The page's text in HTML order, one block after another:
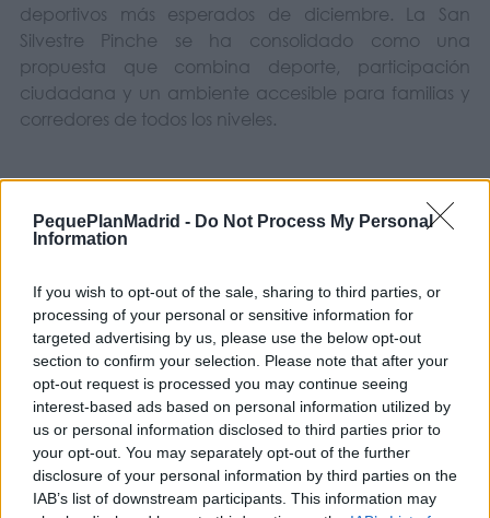
PequePlanMadrid - Do Not Process My Personal
Information
If you wish to opt-out of the sale, sharing to third parties, or
processing of your personal or sensitive information for
targeted advertising by us, please use the below opt-out
section to confirm your selection. Please note that after your
opt-out request is processed you may continue seeing
interest-based ads based on personal information utilized by
us or personal information disclosed to third parties prior to
your opt-out. You may separately opt-out of the further
disclosure of your personal information by third parties on the
IAB’s list of downstream participants. This information may
COMPARTIR:
deportivos más esperados de diciembre. La San
Silvestre Pinche se ha consolidado como una
propuesta que combina deporte, participación
ciudadana y un ambiente accesible para familias y
corredores de todos los niveles.